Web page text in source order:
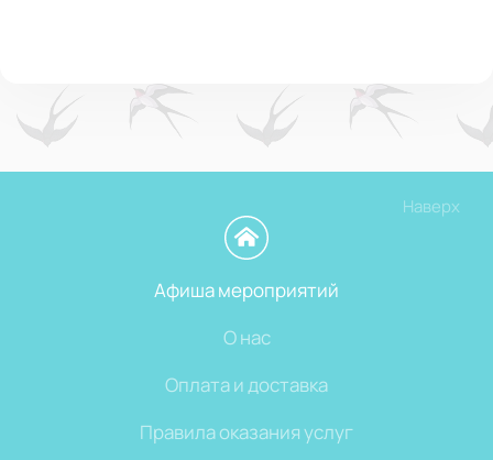
Наверх
Афиша мероприятий
О нас
Оплата и доставка
Правила оказания услуг